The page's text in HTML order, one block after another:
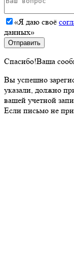
«Я даю своё
данных»
Спасибо!Ваша
Вы успешно
указали, должно
вашей учетной
Если письмо не